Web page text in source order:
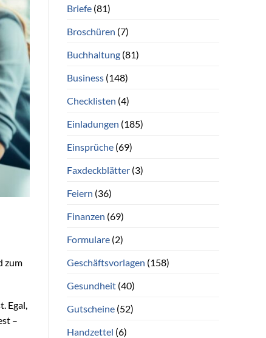
zum
Egal,
–
Briefe(81)
Broschüren (7)
Buchhaltung(81)
Business(148)
Checklisten (4)
Einladungen (185)
Einsprüche(69)
Faxdeckblätter(3)
Feiern (36)
Finanzen (69)
Formulare(2)
Geschäftsvorlagen (158)
Gesundheit(40)
Gutscheine(52)
Handzettel (6)